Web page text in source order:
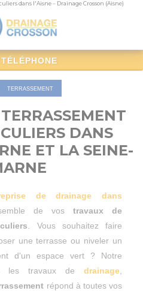
dans l'Aisne – Drainage Crosson (Aisne)
TERRASSEMENT
DANS
ET LA SEINE-
de drainage dans
de vos travaux de
. Vous souhaitez faire
une terrasse ou niveler un
d'un espace vert ? Notre
les travaux de drainage
répond à toutes vos